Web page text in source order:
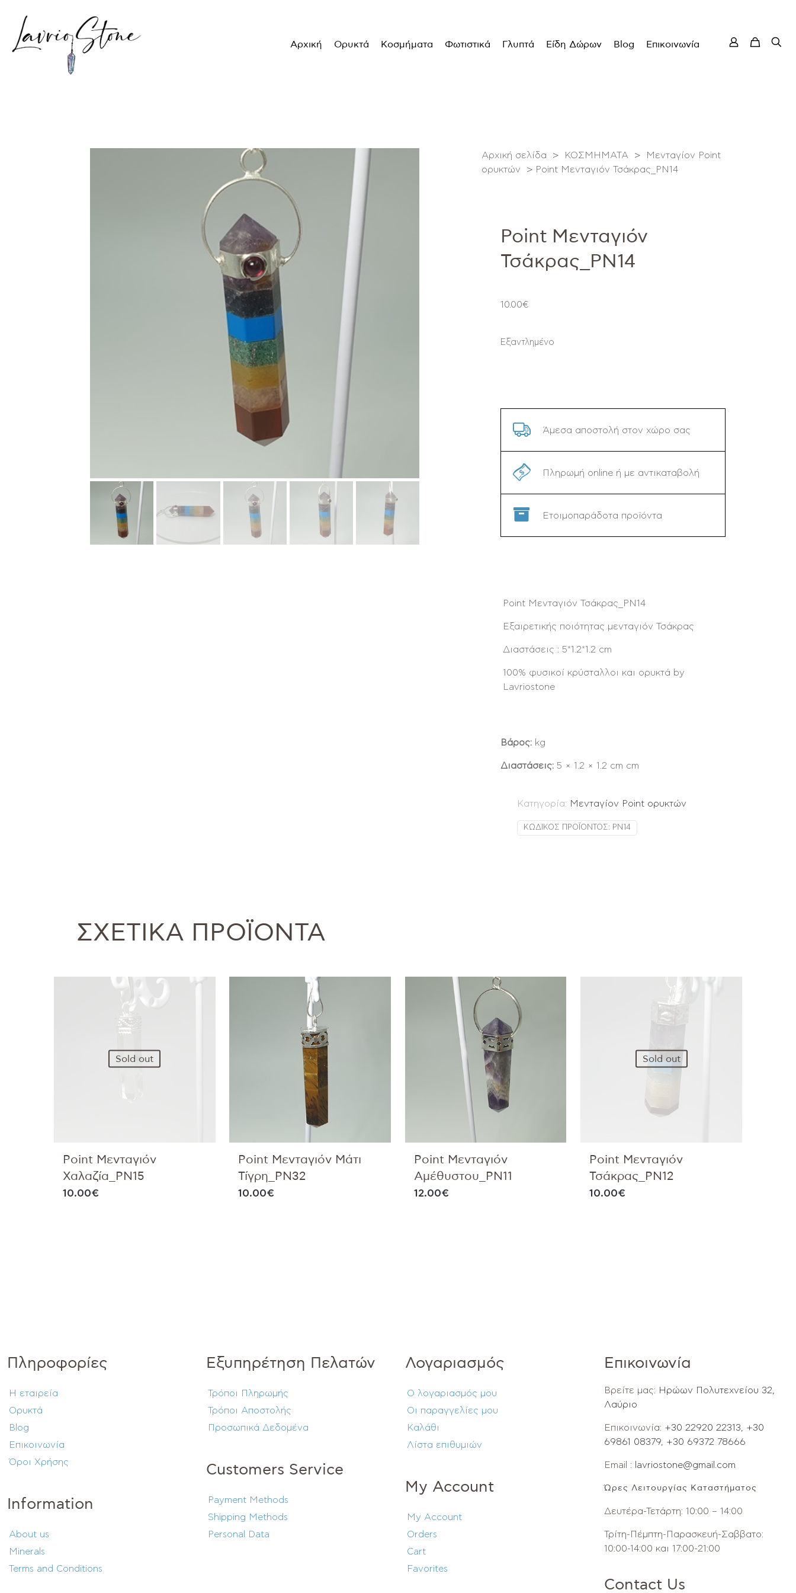
Αρχική Ορυκτά Κοσμήματα Φωτιστικά Γλυπτά Είδη Δώρων Blog Επικοινωνία
Αρχική σελίδα > ΚΟΣΜΗΜΑΤΑ >
Μενταγίον Point
ορυκτών
> Point Μενταγιόν Τσάκρας_PN14
Point Μενταγιόν
Τσάκρας_PN14
10.00€
Εξαντλημένο
Άμεσα αποστολή στον χώρο σας
Πληρωμή online ή με αντικαταβολή
Ετοιμοπαράδοτα προϊόντα
Point Μενταγιόν Τσάκρας_PN14
Εξαιρετικής ποιότητας μενταγιόν Τσάκρας
Διαστάσεις : 5*1.2*1.2 cm
100% φυσικοί κρύσταλλοι και ορυκτά by
Lavriostone
Βάρος:kg
Διαστάσεις:5 × 1.2 × 1.2 cm cm
Κατηγορία: Μενταγίον Point ορυκτών
ΚΩΔΙΚΌΣ ΠΡΟΪΌΝΤΟΣ: PN14
ΣΧΕΤΙΚΆ ΠΡΟΪΌΝΤΑ
Sold out
Point Μενταγιόν
Χαλαζία_PN15
10.00€
Point Μενταγιόν Μάτι
Τίγρη_PN32
10.00€
Point Μενταγιόν
Αμέθυστου_PN11
12.00€
Sold out
Point Μενταγιόν
Τσάκρας_PN12
10.00€
Πληροφορίες
Η εταιρεία
Ορυκτά
Blog
Επικοινωνία
Όροι Χρήσης
Information
About us
Minerals
Terms and Conditions
Εξυπηρέτηση Πελατών
Τρόποι Πληρωμής
Τρόποι Αποστολής
Προσωπικά Δεδομένα
Customers Service
Payment Methods
Shipping Methods
Personal Data
Λογαριασμός
Ο λογαριασμός μου
Οι παραγγελίες μου
Καλάθι
Λίστα επιθυμιών
My Account
My Account
Orders
Cart
Favorites
Επικοινωνία
Βρείτε μας: Ηρώων Πολυτεχνείου 32,
Λαύριο
Επικοινωνία: +30 22920 22313
+30
69861 08379
+30 69372 78666
Email : lavriostone@gmail.com
Ώρες Λειτουργίας Καταστήματος
Δευτέρα-Τετάρτη: 10:00 – 14:00
Τρίτη-Πέμπτη-Παρασκευή-Σαββατο:
10:00-14:00 και 17:00-21:00
Contact Us